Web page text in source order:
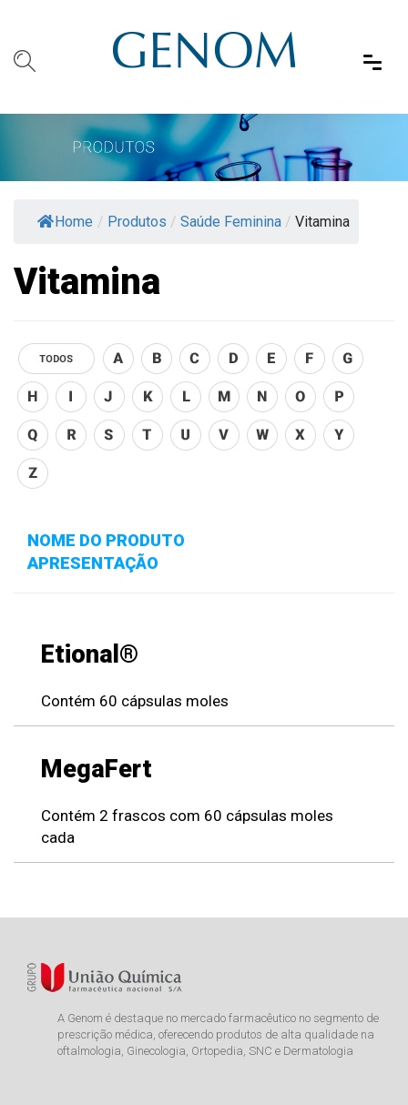
Home / Produtos / Saúde Feminina / Vitamina
Vitamina
NOME DO PRODUTO
APRESENTAÇÃO
Etional®
Contém 60 cápsulas moles
MegaFert
Contém 2 frascos com 60 cápsulas moles
cada
A Genom é destaque no mercado farmacêutico no segmento de
prescrição médica, oferecendo produtos de alta qualidade na
oftalmologia, Ginecologia, Ortopedia, SNC e Dermatologia